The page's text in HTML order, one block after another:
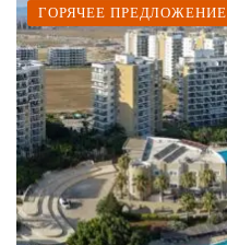
ГОРЯЧЕЕ ПРЕДЛОЖЕНИЕ